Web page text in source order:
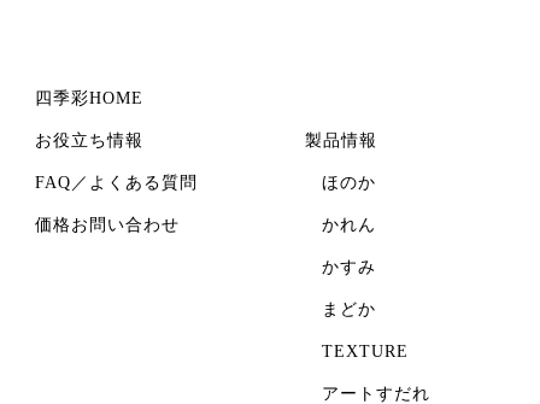
四季彩HOME
お役立ち情報
FAQ／よくある質問
価格お問い合わせ
製品情報
ほのか
かれん
かすみ
まどか
TEXTURE
アートすだれ